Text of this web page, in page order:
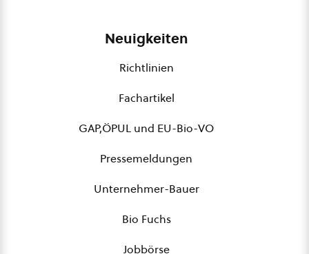
Neuigkeiten
Richtlinien
Fachartikel
GAP,ÖPUL und EU-Bio-VO
Pressemeldungen
Unternehmer-Bauer
Bio Fuchs
Jobbörse